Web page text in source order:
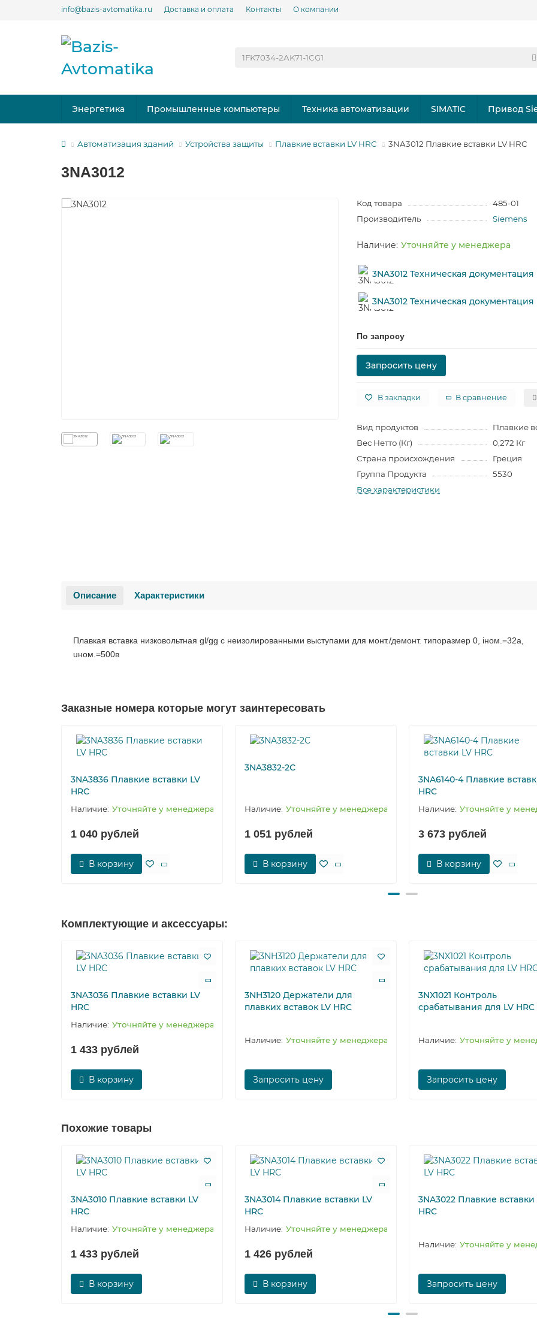
info@bazis-avtomatika.ru Доставка и оплата Контакты О компании
Энергетика Промышленные компьютеры Техника автоматизации SIMATIC Привод
Автоматизация зданий Устройства защиты Плавкие вставки LV HRC 3NA3012 Плавкие вставки LV HRC
3NA3012
Код товара
485-01
Производитель
Siemens
Уточняйте у менеджера
3NA3012 Техническая
3NA3012 Техническая
По запросу
Запросить цену
В закладки В сравнение
Вид продуктов
Плавкие
Вес Нетто (Кг)
0,272 Кг
Страна происхождения
Греция
Группа Продукта
5530
Все характеристики
Описание Характеристики
Плавкая вставка низковольтная gl/gg с неизолированными выступами для монт./демонт. типоразмер 0, iном.=32a,
uном.=500в
Заказные номера которые могут заинтересовать
3NA3836 Плавкие вставки LV
HRC
Уточняйте у менеджера
1 040 рублей
В корзину
3NA3832-2C
Уточняйте у менеджера
1 051 рублей
В корзину
3NA6140-4 Плавкие
HRC
Уточняйте у
3 673 рублей
В корзину
Комплектующие и аксессуары:
3NA3036 Плавкие вставки LV
HRC
Уточняйте у менеджера
1 433 рублей
В корзину
3NH3120 Держатели для
плавких вставок LV HRC
Уточняйте у менеджера
Запросить цену
3NX1021 Контроль
срабатывания для LV HRC
Уточняйте у
Запросить цену
Похожие товары
3NA3010 Плавкие вставки LV
HRC
Уточняйте у менеджера
1 433 рублей
В корзину
3NA3014 Плавкие вставки LV
HRC
Уточняйте у менеджера
1 426 рублей
В корзину
3NA3022 Плавкие вставки
HRC
Уточняйте у
Запросить цену